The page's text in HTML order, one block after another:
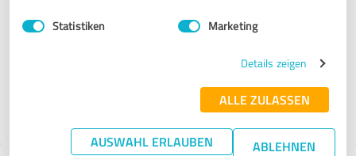
Statistiken Marketing
Details zeigen
ALLE ZULASSEN
AUSWAHL ERLAUBEN ABLEHNEN
Kölner Hausmeisterdienst